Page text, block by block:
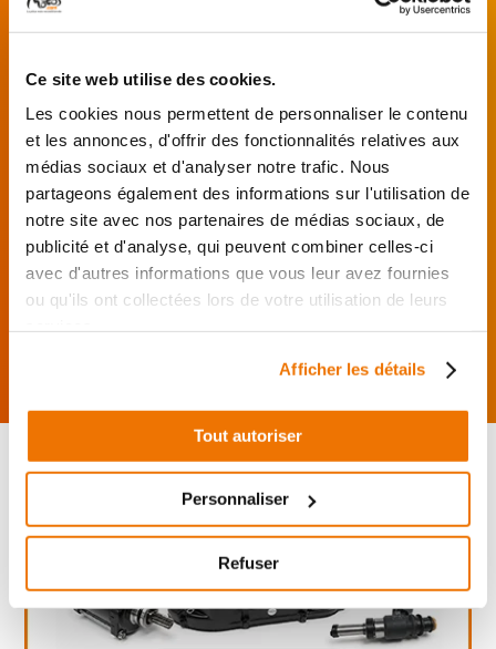
Ce site web utilise des cookies.
Les cookies nous permettent de personnaliser le contenu
et les annonces, d'offrir des fonctionnalités relatives aux
médias sociaux et d'analyser notre trafic. Nous
partageons également des informations sur l'utilisation de
notre site avec nos partenaires de médias sociaux, de
publicité et d'analyse, qui peuvent combiner celles-ci
avec d'autres informations que vous leur avez fournies
ou qu'ils ont collectées lors de votre utilisation de leurs
Afficher les détails
Tout autoriser
Personnaliser
Refuser
retrouvez notre réseau de réparateurs et de
Je choisis mon réparateur et me
présente au garage.
J’effectue ma
commande
directement auprès
du réparateur.
Mes pièces sont livrées et
montées chez le partenaire.
Rechercher par...